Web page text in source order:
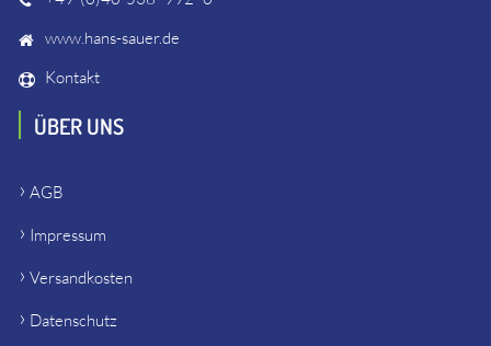
www.hans-sauer.de
Kontakt
ÜBER UNS
AGB
Impressum
Versandkosten
Datenschutz